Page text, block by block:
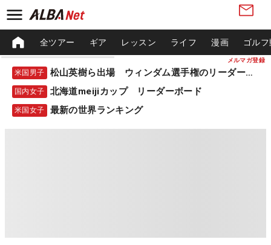
メルマガ登録
全ツアー ギア レッスン ライフ 漫画 ゴル
米国男子 松山英樹ら出場 ウィンダム選手権のリーダーボード
国内女子 北海道meijiカップ リーダーボード
米国女子 最新の世界ランキング